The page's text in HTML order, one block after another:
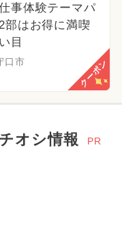
事体験テーマパ
部はお得に満喫
目
口市 クーポン
オシ情報 PR